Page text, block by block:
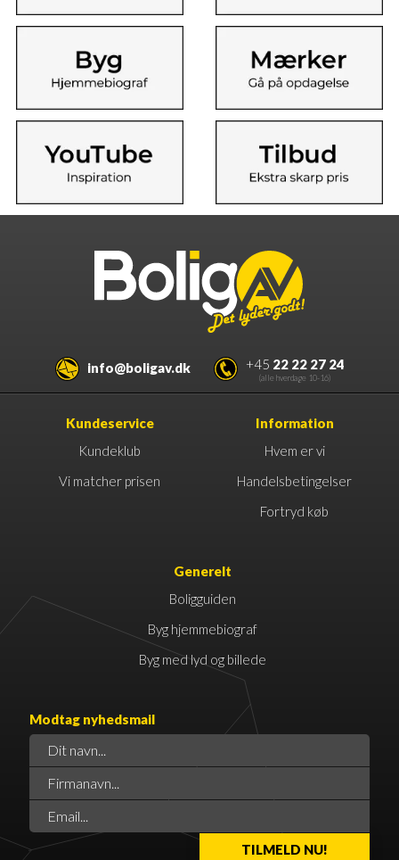
info@boligav.dk +45 22 22 27 24
(alle hverdage 10-16)
Kundeservice
Kundeklub
Vi matcher prisen
Information
Hvem er vi
Handelsbetingelser
Fortryd køb
Generelt
Boligguiden
Byg hjemmebiograf
Byg med lyd og billede
Modtag nyhedsmail